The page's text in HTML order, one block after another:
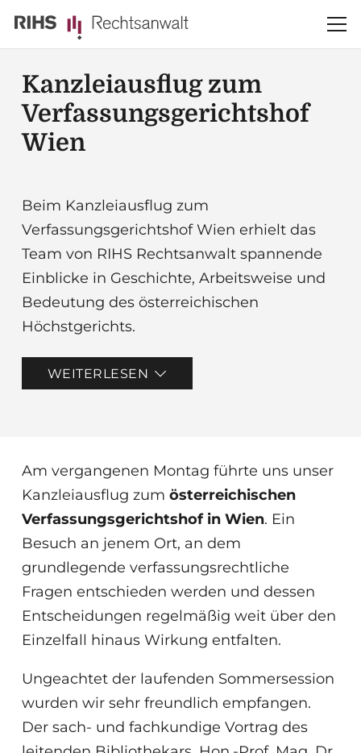
Kanzleiausflug zum
Verfassungsgerichtshof
Wien
Beim Kanzleiausflug zum
Verfassungsgerichtshof Wien erhielt das
Team von RIHS Rechtsanwalt spannende
Einblicke in Geschichte, Arbeitsweise und
Bedeutung des österreichischen
Höchstgerichts.
WEITERLESEN
Am vergangenen Montag führte uns unser
Kanzleiausflug zum österreichischen
Verfassungsgerichtshof in Wien. Ein
Besuch an jenem Ort, an dem
grundlegende verfassungsrechtliche
Fragen entschieden werden und dessen
Entscheidungen regelmäßig weit über den
Einzelfall hinaus Wirkung entfalten.
Ungeachtet der laufenden Sommersession
wurden wir sehr freundlich empfangen.
Der sach- und fachkundige Vortrag des